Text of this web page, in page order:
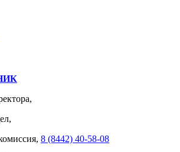
8 (8442) 40-58-08